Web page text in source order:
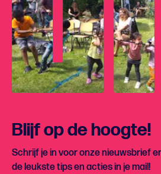
Blijf op de hoogte!
Schrijf je in voor onze nieuwsbrief
de leukste tips en acties in je mail!